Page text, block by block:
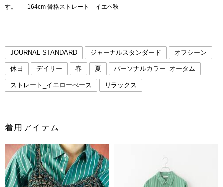
す。 164cm 骨格ストレート イエベ秋
JOURNAL STANDARD ジャーナルスタンダード オフシーン
休日 デイリー 春 夏 パーソナルカラー_オータム
ストレート_イエローべース リラックス
着用アイテム